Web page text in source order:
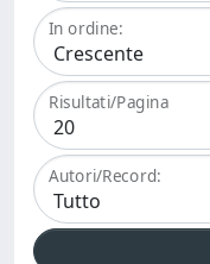
In ordine:
Risultati/Pagina
Autori/Record: